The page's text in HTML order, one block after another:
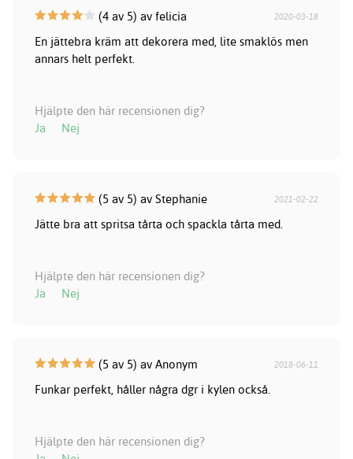
(4 av 5) av felicia 2020-03-18
En jättebra kräm att dekorera med, lite smaklös men
annars helt perfekt.
Hjälpte den här recensionen dig?
Ja
Nej
(5 av 5) av Stephanie 2021-02-22
Jätte bra att spritsa tårta och spackla tårta med.
Hjälpte den här recensionen dig?
Ja
Nej
(5 av 5) av Anonym 2018-06-11
Funkar perfekt, håller några dgr i kylen också.
Hjälpte den här recensionen dig?